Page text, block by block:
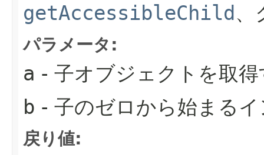
getAccessibleChild、
パラメータ:
a - 子オブジェクトを取
b - 子のゼロから始まる
戻り値: